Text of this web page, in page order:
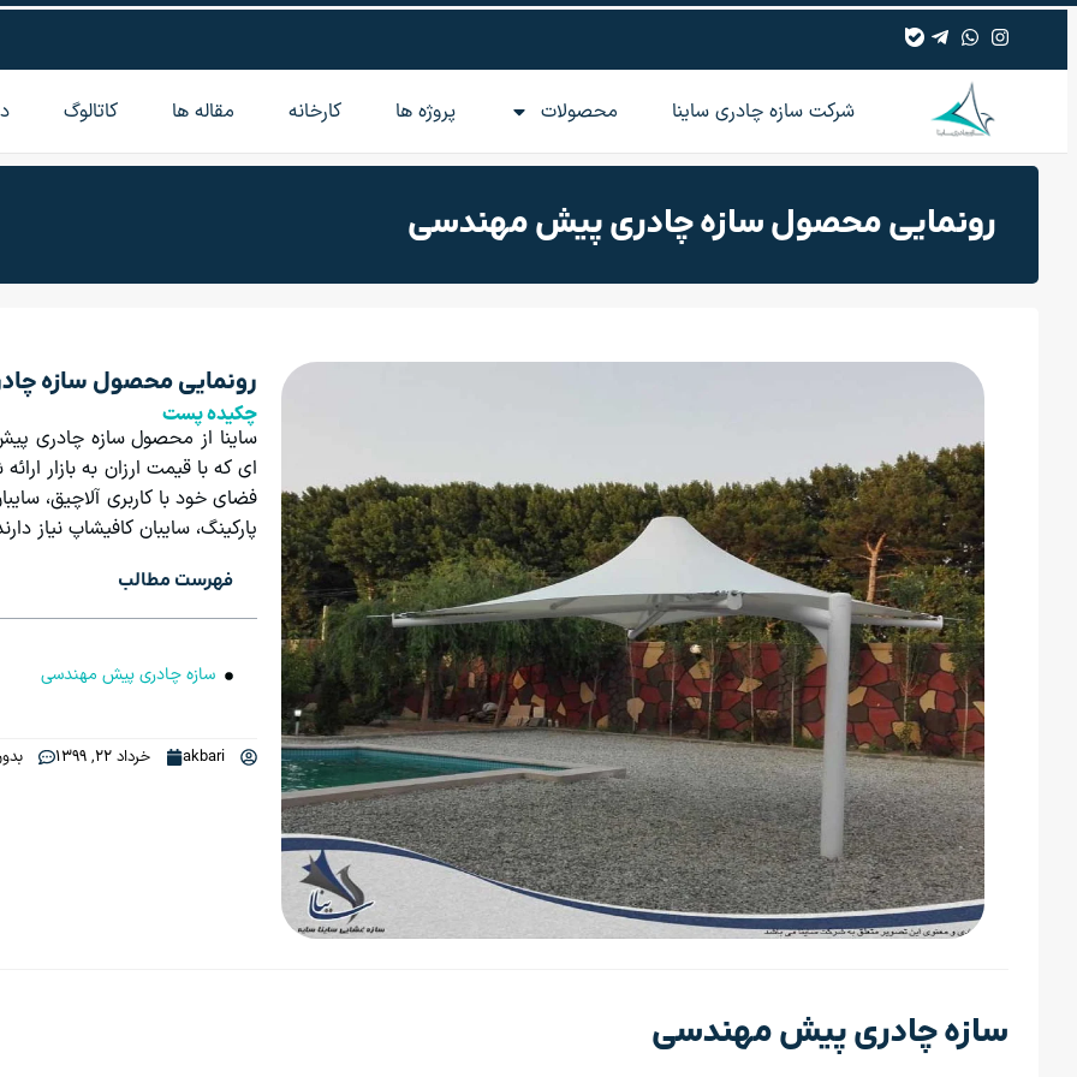
شرکت سازه چادری ساینا محصولات پروژه ها کارخانه مقاله‌ ها کاتالوگ
رونمایی محصول سازه چادری پیش مهندسی
رونمایی محصول سازه
چکیده پست
ساینا از محصول سازه چادری
ای که با قیمت ارزان به بازار
فضای خود با کاربری آلاچیق،
پارکینگ، سایبان کافیشاپ نیاز
فهرست مطالب
سازه چادری پیش مهندسی
akbari خرداد 22, 1399
سازه چادری پیش مهندسی